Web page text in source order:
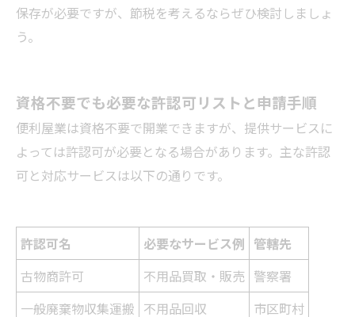
保存が必要ですが、節税を考えるならぜひ検討しましょ
う。
資格不要でも必要な許認可リストと申請手順
便利屋業は資格不要で開業できますが、提供サービスに
よっては許認可が必要となる場合があります。主な許認
可と対応サービスは以下の通りです。
許認可名 必要なサービス例 管轄先
古物商許可
不用品買取・販売 警察署
一般廃棄物収集運搬 不用品回収
市区町村